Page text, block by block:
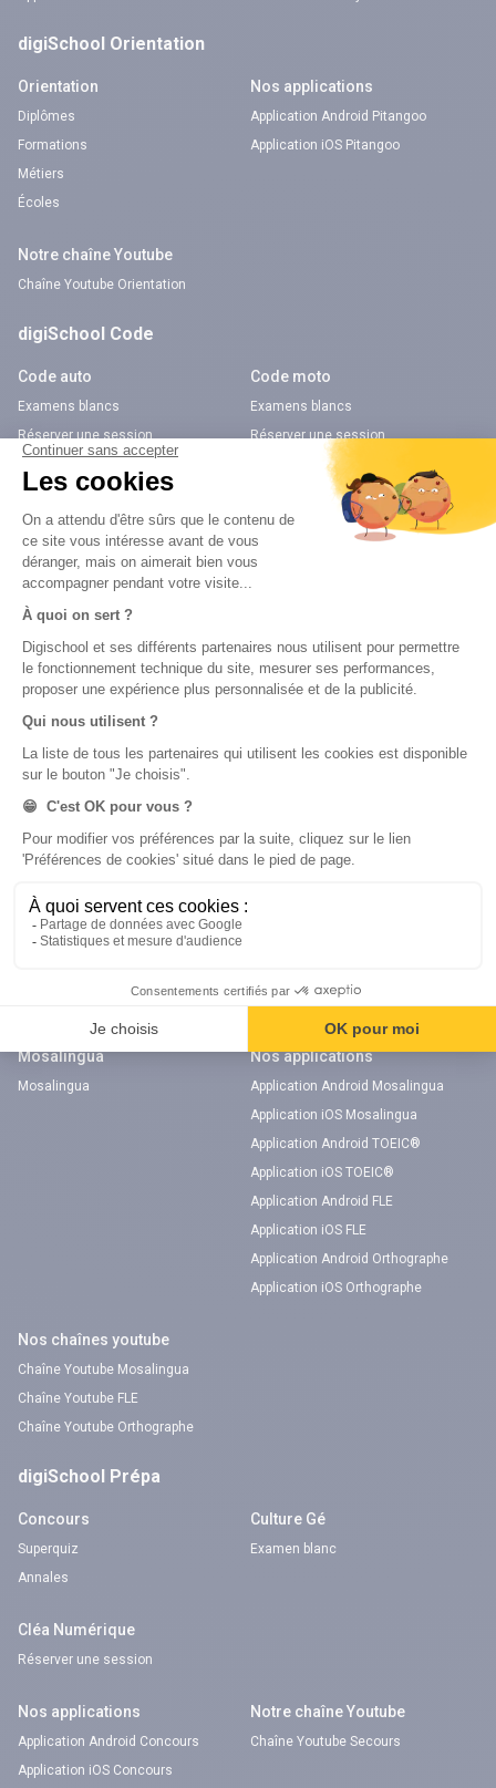
digiSchool Orientation
Orientation
Diplômes
Formations
Métiers
Écoles
Nos applications
Application Android Pitangoo
Application iOS Pitangoo
Notre chaîne Youtube
Chaîne Youtube Orientation
digiSchool Code
Code auto
Examens blancs
Réserver une session
Code moto
Examens blancs
Réserver une session
Code bateau
Examens blancs
Séries d’entraînement
Nos applications
Application Android Code de la route
Application iOS Code de la route
Chaîne Youtube Code de la route
digiSchool Langues
TOEIC®
Examens blancs
Code promo
Verbes irréguliers anglais
Flashcards
Orthographe
Superquiz
Mosalingua
Mosalingua
Nos applications
Application Android Mosalingua
Application iOS Mosalingua
Application Android TOEIC®
Application iOS TOEIC®
Application Android FLE
Application iOS FLE
Application Android Orthographe
Application iOS Orthographe
Nos chaînes youtube
Chaîne Youtube Mosalingua
Chaîne Youtube FLE
Chaîne Youtube Orthographe
digiSchool Prépa
Concours
Superquiz
Annales
Culture Gé
Examen blanc
Cléa Numérique
Réserver une session
Nos applications
Application Android Concours
Application iOS Concours
Notre chaîne Youtube
Chaîne Youtube Secours